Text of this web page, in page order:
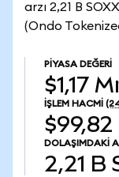
arzı 2,21 B
(Ondo
PIYASA DEĞERI
$1,17
İŞLEM HACMI
$99,82
DOLAŞIMDAKI
2,21 B